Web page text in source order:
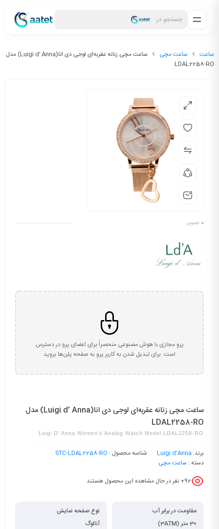
جستجو در
ساعت ساعت مچی
ساعت مچی زنانه عقربه‌ای لوجی دی انا(Luigi d’ Anna) مدل
LDAL2258-RO
0 تصویر
پرو مجازی با هوش مصنوعی منحصراً برای اعضای پرو در دسترس
است. برای تبدیل شدن به کاربر پرو به صفحه پلن‌ها بروید
ساعت مچی زنانه عقربه‌ای لوجی دی انا(Luigi d’ Anna) مدل
LDAL2258-RO
Luigi D' Anna Women's Analog Watch Model LDAL2258-RO
برند: Luigi d'Anna شناسه محصول : STC-LDAL2258-RO
دسته : ساعت مچی
92+ نفر در حال مشاهده این محصول هستند
مقاومت در برابر آب
30 متر (3ATM)
نوع صفحه نمایش
آنالوگ